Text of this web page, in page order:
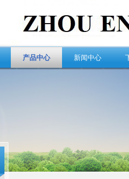
产品中心 新闻中心